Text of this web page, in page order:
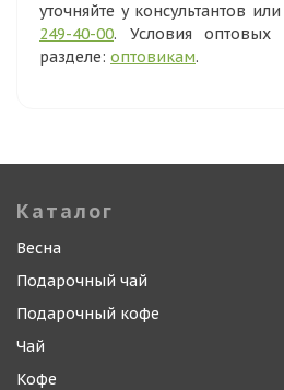
уточняйте у консультантов
249-40-00. Условия оптовых
разделе: оптовикам.
Каталог
Весна
Подарочный чай
Подарочный кофе
Чай
Кофе